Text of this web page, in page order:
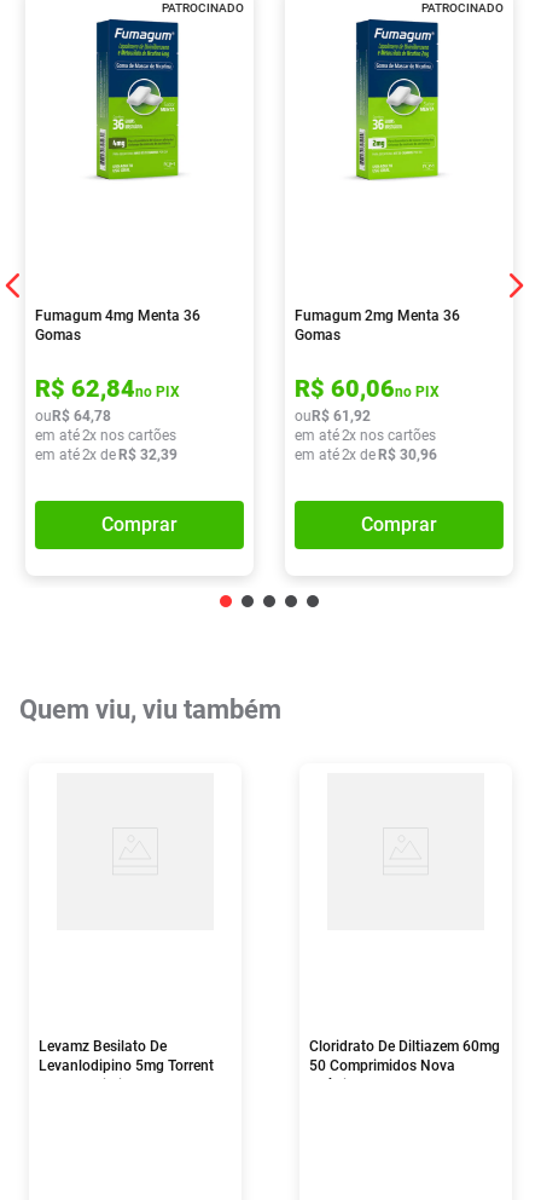
PATROCINADO
Fumagum 4mg Menta 36
Gomas
R$ 62,84no PIX
ou R$ 64,78
em até2x nos cartões
em até2x de R$ 32,39
Comprar
PATROCINADO
Fumagum 2mg Menta 36
Gomas
R$ 60,06no PIX
ou R$ 61 ,92
em até2x nos cartões
em até2x de R$ 30,96
Comprar
Quem viu, viu também
Levamz Besilato De
Levanlodipino 5mg Torrent
Cloridrato De Diltiazem 60mg
50 Comprimidos Nova